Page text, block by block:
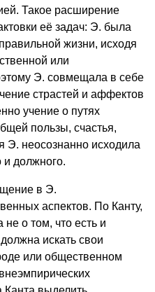
Такое расширение
её задач: Э. была
жизни, исходя
или
Э. совмещала в себе
страстей и аффектов
учение о путях
пользы, счастья,
Э. неосознанно исходила
и должного.
в Э.
аспектов. По Канту,
о том, что есть и
искать свои
или общественном